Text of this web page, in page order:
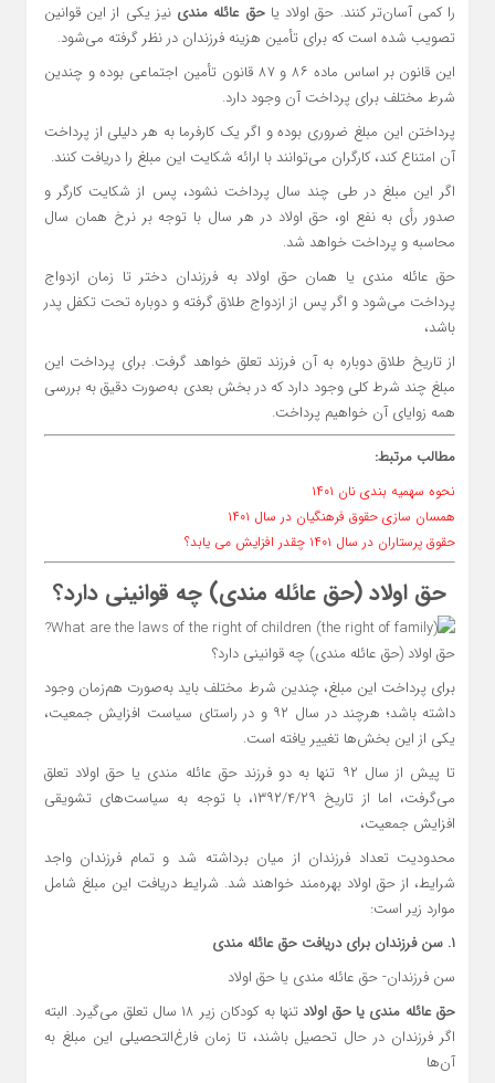
را کمی آسان‌تر کنند. حق اولاد یاحق عائله مندی نیز یکی از این قوانین
تصویب شده است که برای تأمین هزینه فرزندان در نظر گرفته می‌شود.
این قانون بر اساس ماده ۸۶ و ۸۷ قانون تأمین اجتماعی بوده و چندین
شرط مختلف برای پرداخت آن وجود دارد.
پرداختن این مبلغ ضروری بوده و اگر یک کارفرما به هر دلیلی از پرداخت
آن امتناع کند، کارگران می‌توانند با ارائه شکایت این مبلغ را دریافت کنند.
اگر این مبلغ در طی چند سال پرداخت نشود، پس از شکایت کارگر و
صدور رأی به نفع او، حق اولاد در هر سال با توجه بر نرخ همان سال
محاسبه و پرداخت خواهد شد.
حق عائله مندی یا همان حق اولاد به فرزندان دختر تا زمان ازدواج
پرداخت می‌شود و اگر پس از ازدواج طلاق گرفته و دوباره تحت تکفل پدر
باشد،
از تاریخ طلاق دوباره به آن فرزند تعلق خواهد گرفت. برای پرداخت این
مبلغ چند شرط کلی وجود دارد که در بخش بعدی به‌صورت دقیق به بررسی
همه زوایای آن خواهیم پرداخت.
مطالب مرتبط:
نحوه سهمیه بندی نان ۱۴۰۱
همسان سازی حقوق فرهنگیان در سال ۱۴۰۱
حقوق پرستاران در سال ۱۴۰۱ چقدر افزایش می یابد؟
حق اولاد (حق عائله مندی) چه قوانینی دارد؟
حق اولاد (حق عائله مندی) چه قوانینی دارد؟
برای پرداخت این مبلغ، چندین شرط مختلف باید به‌صورت هم‌زمان وجود
داشته باشد؛ هرچند در سال ۹۲ و در راستای سیاست افزایش جمعیت،
یکی از این بخش‌ها تغییر یافته است.
تا پیش از سال ۹۲ تنها به دو فرزند حق عائله مندی یا حق اولاد تعلق
می‌گرفت، اما از تاریخ ۱۳۹۲/۴/۲۹، با توجه به سیاست‌های تشویقی
افزایش جمعیت،
محدودیت تعداد فرزندان از میان برداشته شد و تمام فرزندان واجد
شرایط، از حق اولاد بهره‌مند خواهند شد. شرایط دریافت این مبلغ شامل
موارد زیر است:
۱. سن فرزندان برای دریافت حق عائله مندی
سن فرزندان- حق عائله مندی یا حق اولاد
حق عائله مندی یا حق اولاد
تنها به کودکان زیر ۱۸ سال تعلق می‌گیرد. البته
اگر فرزندان در حال تحصیل باشند، تا زمان فارغ‌التحصیلی این مبلغ به
آن‌ها